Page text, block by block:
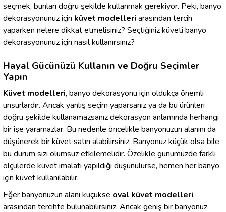
seçmek, bunları doğru şekilde kullanmak gerekiyor. Peki, banyo
dekorasyonunuz için küvet modelleri arasından tercih
yaparken nelere dikkat etmelisiniz? Seçtiğiniz küveti banyo
dekorasyonunuz için nasıl kullanırsınız?
Hayal Gücünüzü Kullanın ve Doğru Seçimler
Yapın
Küvet modelleri, banyo dekorasyonu için oldukça önemli
unsurlardır. Ancak yanlış seçim yaparsanız ya da bu ürünleri
doğru şekilde kullanamazsanız dekorasyon anlamında herhangi
bir işe yaramazlar. Bu nedenle öncelikle banyonuzun alanını da
düşünerek bir küvet satın alabilirsiniz. Banyonuz küçük olsa bile
bu durum sizi olumsuz etkilemelidir. Özelikle günümüzde farklı
ölçülerde küvet imalatı yapıldığı düşünülürse, hemen her banyo
için küvet kullanılabilir.
Eğer banyonuzun alanı küçükse oval küvet modelleri
arasından tercihte bulunabilirsiniz. Ancak geniş bir banyonuz